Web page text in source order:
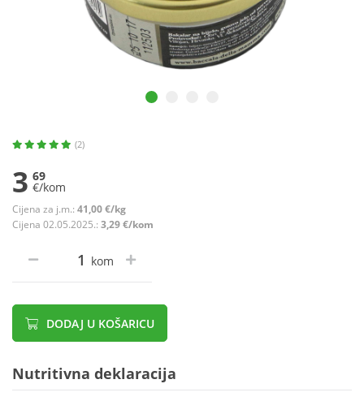
(2)
3 69
€/kom
Cijena za j.m.: 41,00 €/kg
Cijena 02.05.2025.: 3,29 €/kom
kom
DODAJ U KOŠARICU
Nutritivna deklaracija